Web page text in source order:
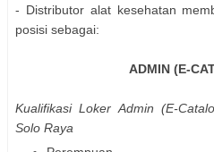
- Distributor alat kesehatan
posisi sebagai:
ADMIN (E-
Kualifikasi Loker Admin (E-
Solo Raya